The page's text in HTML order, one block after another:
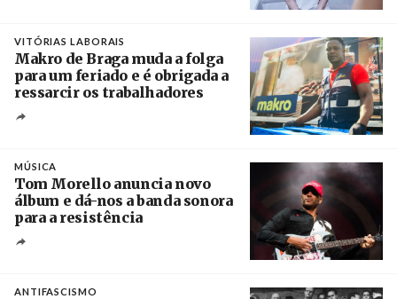
VITÓRIAS LABORAIS
Makro de Braga muda a folga
para um feriado e é obrigada a
ressarcir os trabalhadores
MÚSICA
Tom Morello anuncia novo
álbum e dá-nos a banda sonora
para a resistência
ANTIFASCISMO